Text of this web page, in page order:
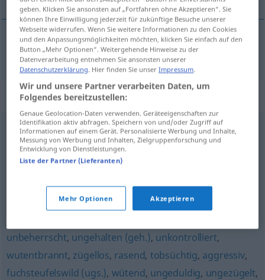
mrzutý,nevrlý grantig
Synonyme für "grantig"
ungenießbar (ugs.),missmutig,mürrisch,griesgrämig
unzufrieden,unwillig,brummig (ugs.)
verdrossen,unwirsch,verdrießlich,unausstehlich
unbeherrscht, ungehalten (geh.), unkontrolliert,
wutentbrannt, zügellos, rasend, tobsüchtig, aggressiv,
fuchsteufelswild (ugs.), wütend, ungeduldig, ungezügelt,
geben. Klicken Sie ansonsten auf „Fortfahren ohne Akzeptieren“. Sie
können Ihre Einwilligung jederzeit für zukünftige Besuche unserer
Webseite widerrufen. Wenn Sie weitere Informationen zu den Cookies
und den Anpassungsmöglichkeiten möchten, klicken Sie einfach auf den
Button „Mehr Optionen“. Weitergehende Hinweise zu der
Datenverarbeitung entnehmen Sie ansonsten unserer
Datenschutzerklärung. Hier finden Sie unserImpressum.
Wir und unsere Partner verarbeiten Daten, um
Folgendes bereitzustellen:
Genaue Geolocation-Daten verwenden. Geräteeigenschaften zur
Identifikation aktiv abfragen. Speichern von und/oder Zugriff auf
Informationen auf einem Gerät. Personalisierte Werbung und Inhalte,
Messung von Werbung und Inhalten, Zielgruppenforschung und
Entwicklung von Dienstleistungen.
Liste der Partner (Lieferanten)
Mehr Optionen Akzeptieren